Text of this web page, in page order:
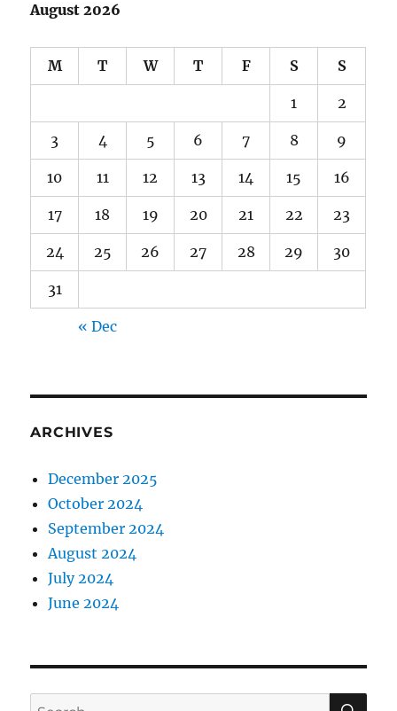
August 2026
M T W T F S S
1 2
3 4 5 6 7 8 9
10 11 12 13 14 15 16
17 18 19 20 21 22 23
24 25 26 27 28 29 30
31
« Dec
ARCHIVES
December 2025
October 2024
September 2024
August 2024
July 2024
June 2024
Search